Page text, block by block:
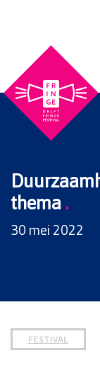
website
bevat
een
thema .
30 mei 2022
FESTIVAL